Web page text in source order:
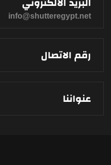
البريد الالكتروني
info@shutteregypt.net
رقم الاتصال
عنواننا